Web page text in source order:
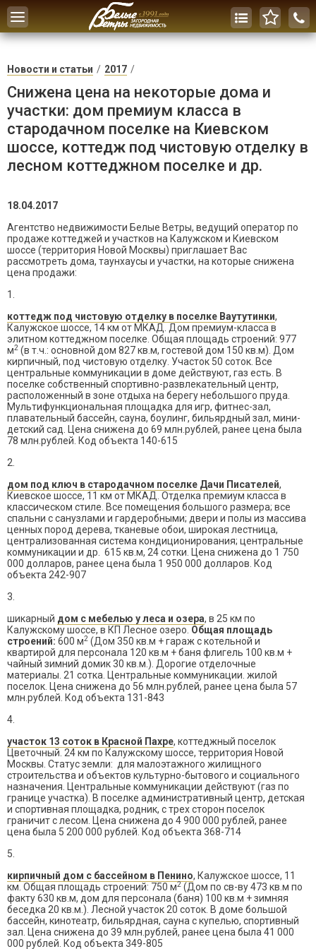
Toggle
navigation
Новости и статьи 2017
Снижена цена на некоторые дома и
участки: дом премиум класса в
стародачном поселке на Киевском
шоссе, коттедж под чистовую отделку в
лесном коттеджном поселке и др.
18.04.2017
Агентство недвижимости Белые Ветры, ведущий оператор по
продаже коттеджей и участков на Калужском и Киевском
шоссе (территория Новой Москвы) приглашает Вас
рассмотреть дома, таунхаусы и участки, на которые снижена
цена продажи:
1.
коттедж под чистовую отделку в поселке Ваутутинки,
Калужское шоссе, 14 км от МКАД. Дом премиум-класса в
элитном коттеджном поселке. Общая площадь строений: 977
м2 (в т.ч.: основной дом 827 кв.м, гостевой дом 150 кв.м). Дом
кирпичный, под чистовую отделку. Участок 50 соток. Все
центральные коммуникации в доме действуют, газ есть. В
поселке собственный спортивно-развлекательный центр,
расположенный в зоне отдыха на берегу небольшого пруда.
Мультифункциональная площадка для игр, фитнес-зал,
плавательный бассейн, сауна, боулинг, бильярдный зал, мини-
детский сад. Цена снижена до 69 млн.рублей, ранее цена была
78 млн.рублей. Код объекта 140-615
2.
дом под ключ в стародачном поселке Дачи Писателей,
Киевское шоссе, 11 км от МКАД. Отделка премиум класса в
классическом стиле. Все помещения большого размера; все
спальни с санузлами и гардеробными; двери и полы из массива
ценных пород дерева, тканевые обои, широкая лестница,
централизованная система кондиционирования; центральные
коммуникации и др. 615 кв.м, 24 сотки. Цена снижена до 1 750
000 долларов, ранее цена была 1 950 000 долларов. Код
объекта 242-907
3.
шикарный дом с мебелью у леса и озера, в 25 км по
Калужскому шоссе, в КП Лесное озеро. Общая площадь
строений: 600 м2 (Дом 350 кв.м + гараж с котельной и
квартирой для персонала 120 кв.м + баня флигель 100 кв.м +
чайный зимний домик 30 кв.м.). Дорогие отделочные
материалы. 21 сотка. Центральные коммуникации. жилой
поселок. Цена снижена до 56 млн.рублей, ранее цена была 57
млн.рублей. Код объекта 131-843
4.
участок 13 соток в Красной Пахре, коттеджный поселок
Цветочный. 24 км по Калужскому шоссе, территория Новой
Москвы. Статус земли: для малоэтажного жилищного
строительства и объектов культурно-бытового и социального
назначения. Центральные коммуникации действуют (газ по
границе участка). В поселке административный центр, детская
и спортивная площадка, родник, с трех сторон поселок
граничит с лесом. Цена снижена до 4 900 000 рублей, ранее
цена была 5 200 000 рублей. Код объекта 368-714
5.
кирпичный дом с бассейном в Пенино, Калужское шоссе, 11
км. Общая площадь строений: 750 м2 (Дом по св-ву 473 кв.м по
факту 630 кв.м, дом для персонала (баня) 100 кв.м + зимняя
беседка 20 кв.м.). Лесной участок 20 соток. В доме большой
бассейн, кинотеатр, бильярдная, сауна с купелью, спортивный
зал. Цена снижена до 39 млн.рублей, ранее цена была 41 000
000 рублей. Код объекта 349-805